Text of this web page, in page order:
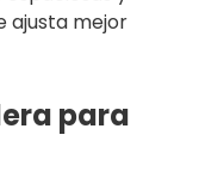
ajusta mejor
para